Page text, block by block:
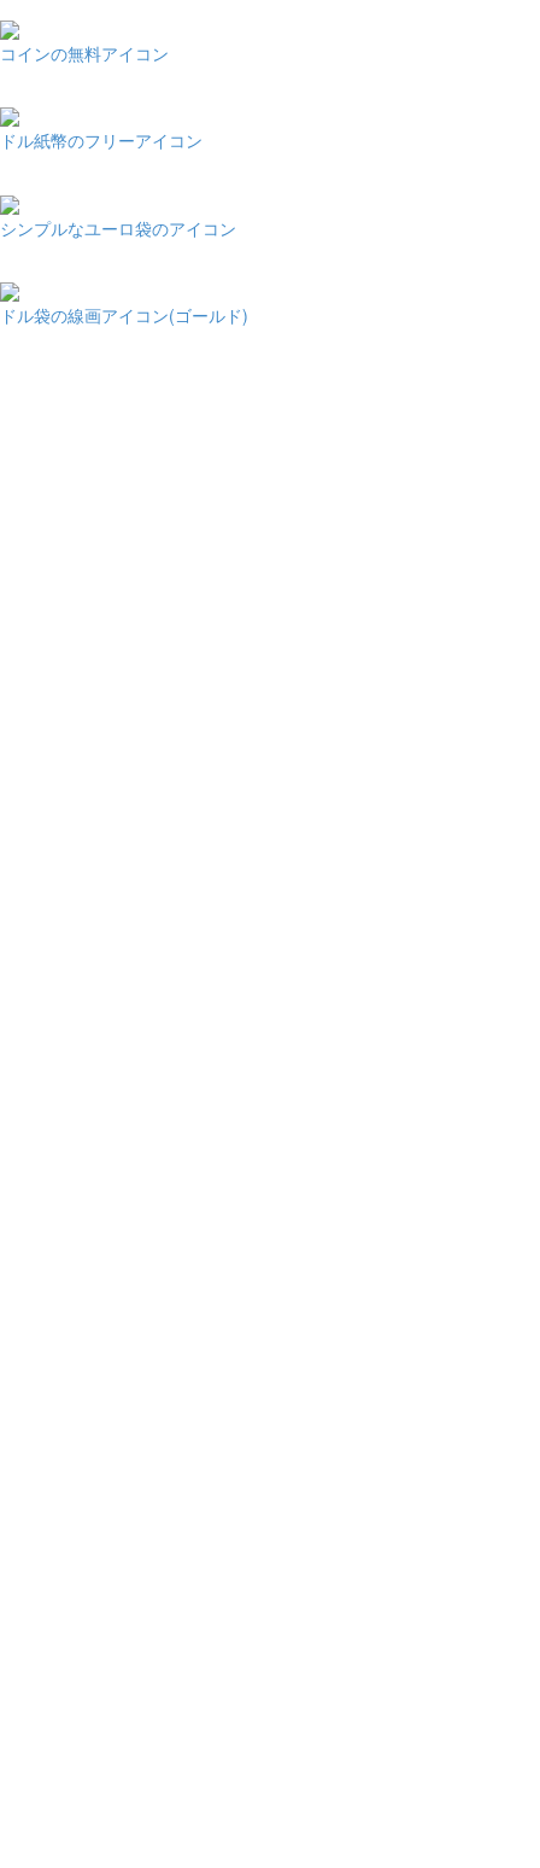
コインの無料アイコン
ドル紙幣のフリーアイコン
シンプルなユーロ袋のアイコン
ドル袋の線画アイコン(ゴールド)